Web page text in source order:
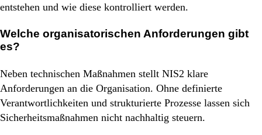
entstehen und wie diese kontrolliert werden.
Welche organisatorischen Anforderungen gibt
es?
Neben technischen Maßnahmen stellt NIS2 klare
Anforderungen an die Organisation. Ohne definierte
Verantwortlichkeiten und strukturierte Prozesse lassen sich
Sicherheitsmaßnahmen nicht nachhaltig steuern.